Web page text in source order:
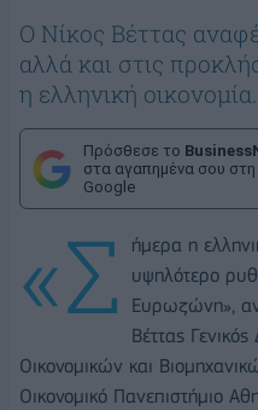
Ο Νίκος Βέττας
αλλά και στις
η ελληνική οικονομία.
Πρόσθεσε το
στα αγαπημένα σου στη
Google
«Σ
ήμερα η
υψηλότερο
Ευρωζώνη»,
Βέττας
Οικονομικών και
Οικονομικό Πανεπιστήμιο